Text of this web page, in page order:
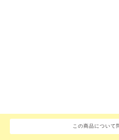
この商品について